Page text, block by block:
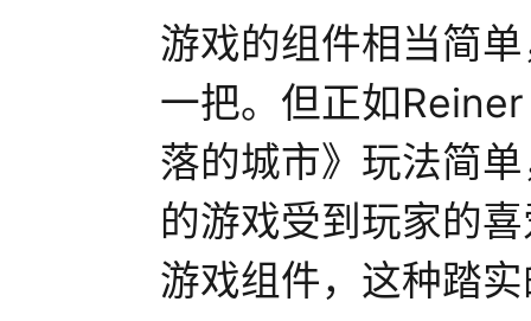
游戏的组件相当简
一把。但正如
落的城市》玩法简
的游戏受到玩家的
游戏组件，这种踏